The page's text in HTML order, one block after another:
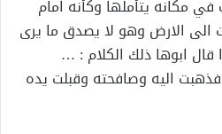
مكانه يتأملها وكأنه امام
الى الارض وهو لا يصدق ما يرى
قال ابوها ذلك الكلام : …
اليه وصافحته وقبلت يده